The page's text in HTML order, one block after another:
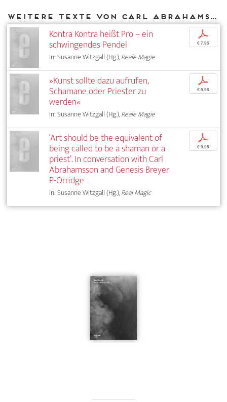
Weitere Texte von Carl Abrahamsson bei DIAPHANES
Kontra Kontra heißt Pro – ein
schwingendes Pendel
In: Susanne Witzgall (Hg.),Reale Magie
p
€ 7,95
»Kunst sollte dazu aufrufen,
Schamane oder Priester zu
werden«
In: Susanne Witzgall (Hg.),Reale Magie
p
€ 9,95
‘Art should be the equivalent of
being called to be a shaman or a
priest’. In conversation with Carl
Abrahamsson and Genesis Breyer
P-Orridge
In: Susanne Witzgall (Hg.),Real Magic
p
€ 9,95